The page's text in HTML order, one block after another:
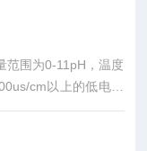
范围为0-11pH，温度
cm以上的低电导